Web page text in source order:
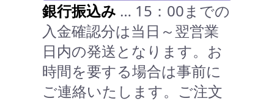
銀行振込み … 15：00までの
入金確認分は当日～翌営業
日内の発送となります。お
時間を要する場合は事前に
ご連絡いたします。ご注文